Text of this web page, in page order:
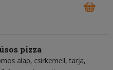
pizza
alap csirkemell tarja